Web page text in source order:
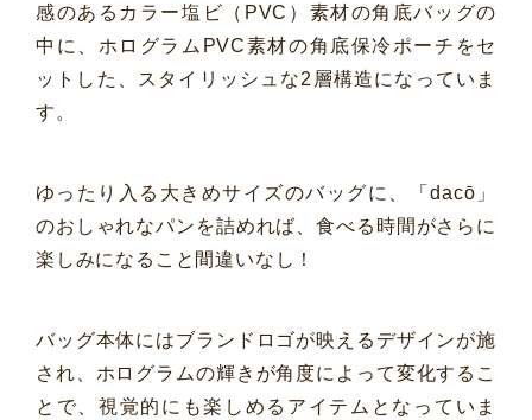
感のあるカラー塩ビ（PVC）素材の角底バッグの
中に、ホログラムPVC素材の角底保冷ポーチをセ
ットした、スタイリッシュな2層構造になっていま
す。
ゆったり入る大きめサイズのバッグに、「dacō」
のおしゃれなパンを詰めれば、食べる時間がさらに
楽しみになること間違いなし！
バッグ本体にはブランドロゴが映えるデザインが施
され、ホログラムの輝きが角度によって変化するこ
とで、視覚的にも楽しめるアイテムとなっていま